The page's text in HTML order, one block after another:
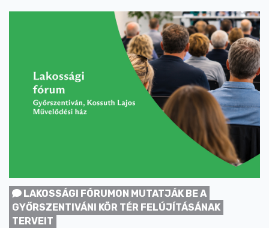
LAKOSSÁGI FÓRUMON MUTATJÁK BE A
GYŐRSZENTIVÁNI KÖR TÉR FELÚJÍTÁSÁNAK
TERVEIT